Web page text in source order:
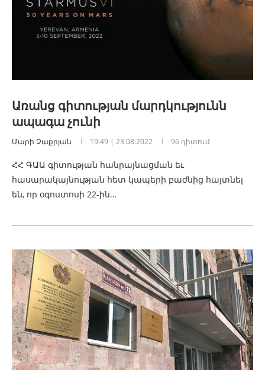
Առանց գիտության մարդկությունն
ապագա չունի
Մարի Չաքրյան 19:49 | 23.08.2022 96 դիտում
ՀՀ ԳԱԱ գիտության հանրայնացման եւ
հասարակայնության հետ կապերի բաժնից հայտնել
են, որ oգոստոսի 22-ին…